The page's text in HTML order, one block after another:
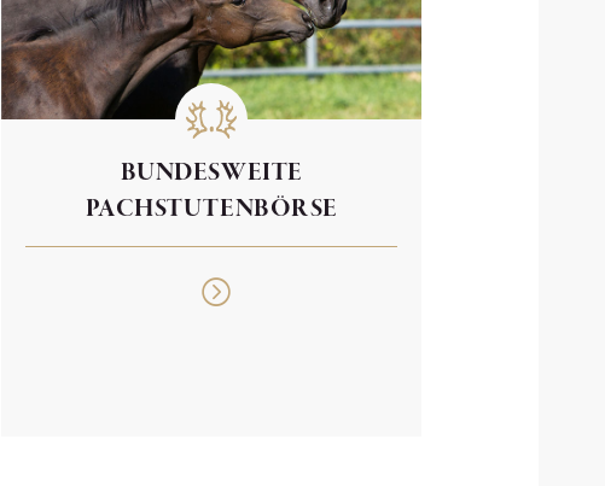
BUNDESWEITE
PACHSTUTENBÖRSE